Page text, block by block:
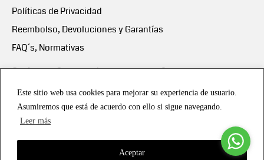
Este sitio web usa cookies para mejorar su experiencia de usuario.
Asumiremos que está de acuerdo con ello si sigue navegando.
Leer más
Aceptar
Políticas de Privacidad
Reembolso, Devoluciones y Garantías
FAQ´s, Normativas
Scalapay:Compra ahora y paga en 3 cuotas
Scalapay Política Privacidad